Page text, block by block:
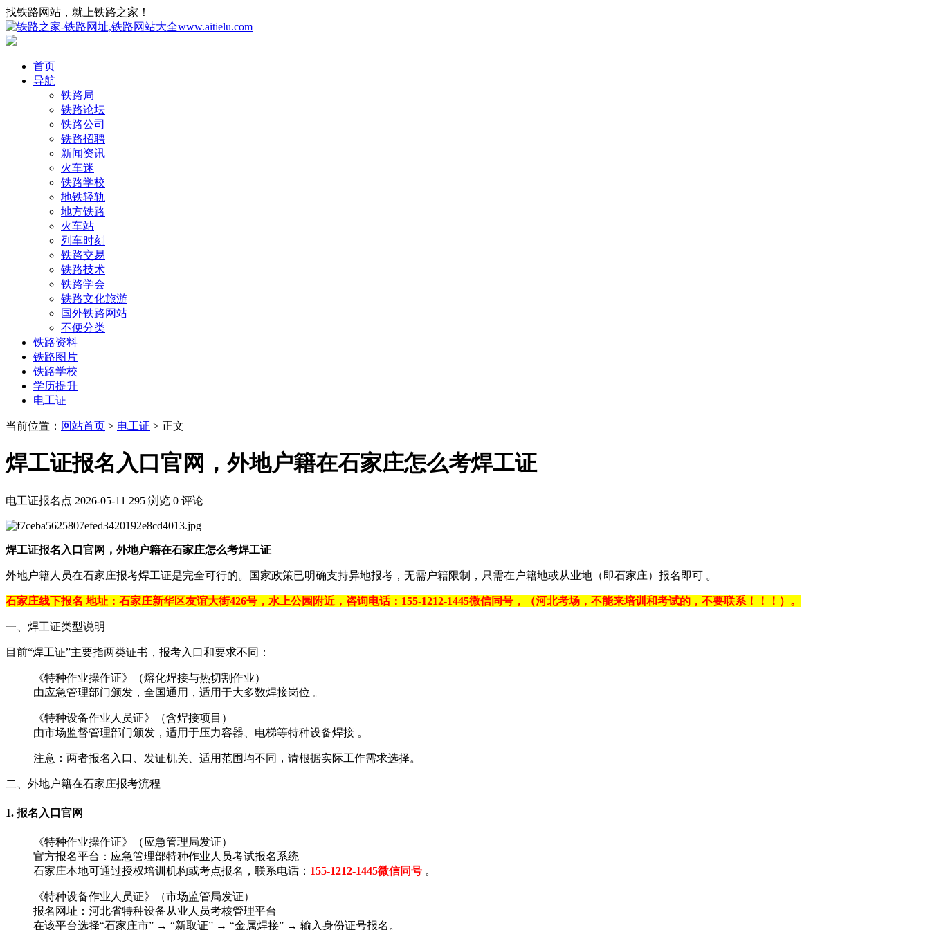
找铁路网站，就上铁路之家！
首页
导航
铁路局
铁路论坛
铁路公司
铁路招聘
新闻资讯
火车迷
铁路学校
地铁轻轨
地方铁路
火车站
列车时刻
铁路交易
铁路技术
铁路学会
铁路文化旅游
国外铁路网站
不便分类
铁路资料
铁路图片
铁路学校
学历提升
电工证
当前位置： 网站首页 > 电工证 > 正文
焊工证报名入口官网，外地户籍在石家庄怎么考焊工证
电工证报名点 2026-05-11 295 浏览 0 评论
焊工证报名入口官网，外地户籍在石家庄怎么考焊工证
外地户籍人员在石家庄报考焊工证是完全可行的。国家政策已明确支持‌异地报考‌，无需户籍限制，只需在‌户籍地或从业地‌（即石家庄）报名即可 ‌‌。
石家庄线下报名 地址：石家庄新华区友谊大街426号，水上公园附近，咨询电话：155-1212-1445微信同号，（河北考场，不能来培训和考试的，不要联系！！！）。
一、焊工证类型说明‌
目前“焊工证”主要指两类证书，报考入口和要求不同：
‌《特种作业操作证》（熔化焊接与热切割作业）‌
由‌应急管理部门‌颁发，全国通用，适用于大多数焊接岗位 ‌‌。
‌《特种设备作业人员证》（含焊接项目）‌
由‌市场监督管理部门‌颁发，适用于压力容器、电梯等特种设备焊接 ‌‌。
注意：两者报名入口、发证机关、适用范围均不同，请根据实际工作需求选择。‌
二、外地户籍在石家庄报考流程‌
‌1. 报名入口官网‌
‌《特种作业操作证》（应急管理局发证）‌
官方报名平台：应急管理部特种作业人员考试报名系统
石家庄本地可通过授权培训机构或考点报名，联系电话：‌ 155-1212-1445微信同号 ‌ ‌‌。
‌《特种设备作业人员证》（市场监管局发证）‌
报名网址：河北省特种设备从业人员考核管理平台 ‌‌
在该平台选择“石家庄市” → “新取证” → “金属焊接” → 输入身份证号报名。